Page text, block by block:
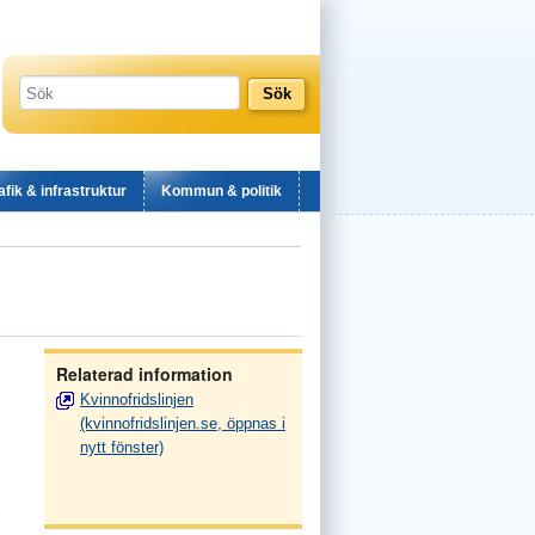
& infrastruktur Kommun & politik
Relaterad information
Kvinnofridslinjen
(kvinnofridslinjen.se, öppnas i
nytt fönster)